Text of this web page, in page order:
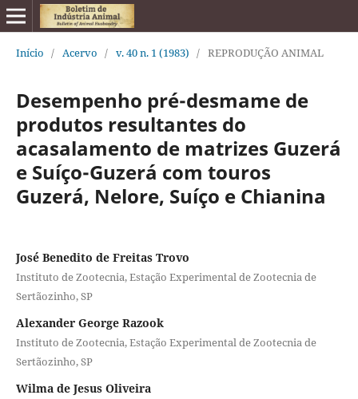
Início / Acervo / v. 40 n. 1 (1983) / REPRODUÇÃO ANIMAL
Desempenho pré-desmame de
produtos resultantes do
acasalamento de matrizes Guzerá
e Suíço-Guzerá com touros
Guzerá, Nelore, Suíço e Chianina
José Benedito de Freitas Trovo
Instituto de Zootecnia, Estação Experimental de Zootecnia de
Sertãozinho, SP
Alexander George Razook
Instituto de Zootecnia, Estação Experimental de Zootecnia de
Sertãozinho, SP
Wilma de Jesus Oliveira